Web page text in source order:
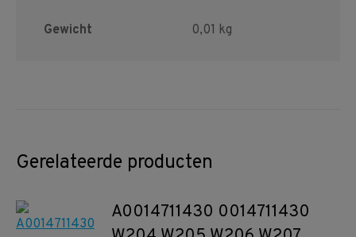
Gewicht 0,01 kg
Gerelateerde producten
A0014711430 0014711430